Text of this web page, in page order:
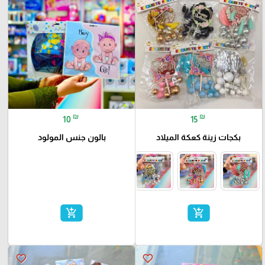
15 ₪
بكجات زينة كعكة الميلاد
add_shopping_cart
10 ₪
بالون جنس المولود
add_shopping_cart
favorite_border
favorite_border